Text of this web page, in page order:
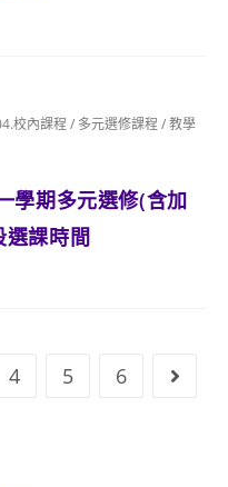
校內課程 / 多元選修課程 /教學
學期多元選修(含加
選課時間
4 5 6 Go to